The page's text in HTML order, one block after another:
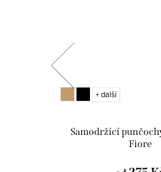
+ další
Samodržící
Fiore